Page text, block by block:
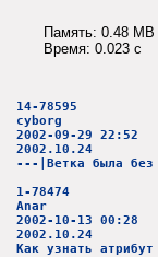
Память: 0.48 MB
Время: 0.023 c
14-78595
cyborg
2002-09-29 22:52
2002.10.24
---|Ветка была
1-78474
Anar
2002-10-13 00:28
2002.10.24
Как узнать атрибут